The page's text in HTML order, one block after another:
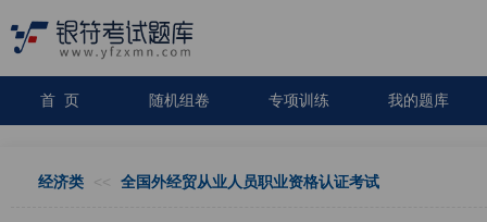
首 页 随机组卷 专项训练 我的题库
经济类 << 全国外经贸从业人员职业资格认证考试